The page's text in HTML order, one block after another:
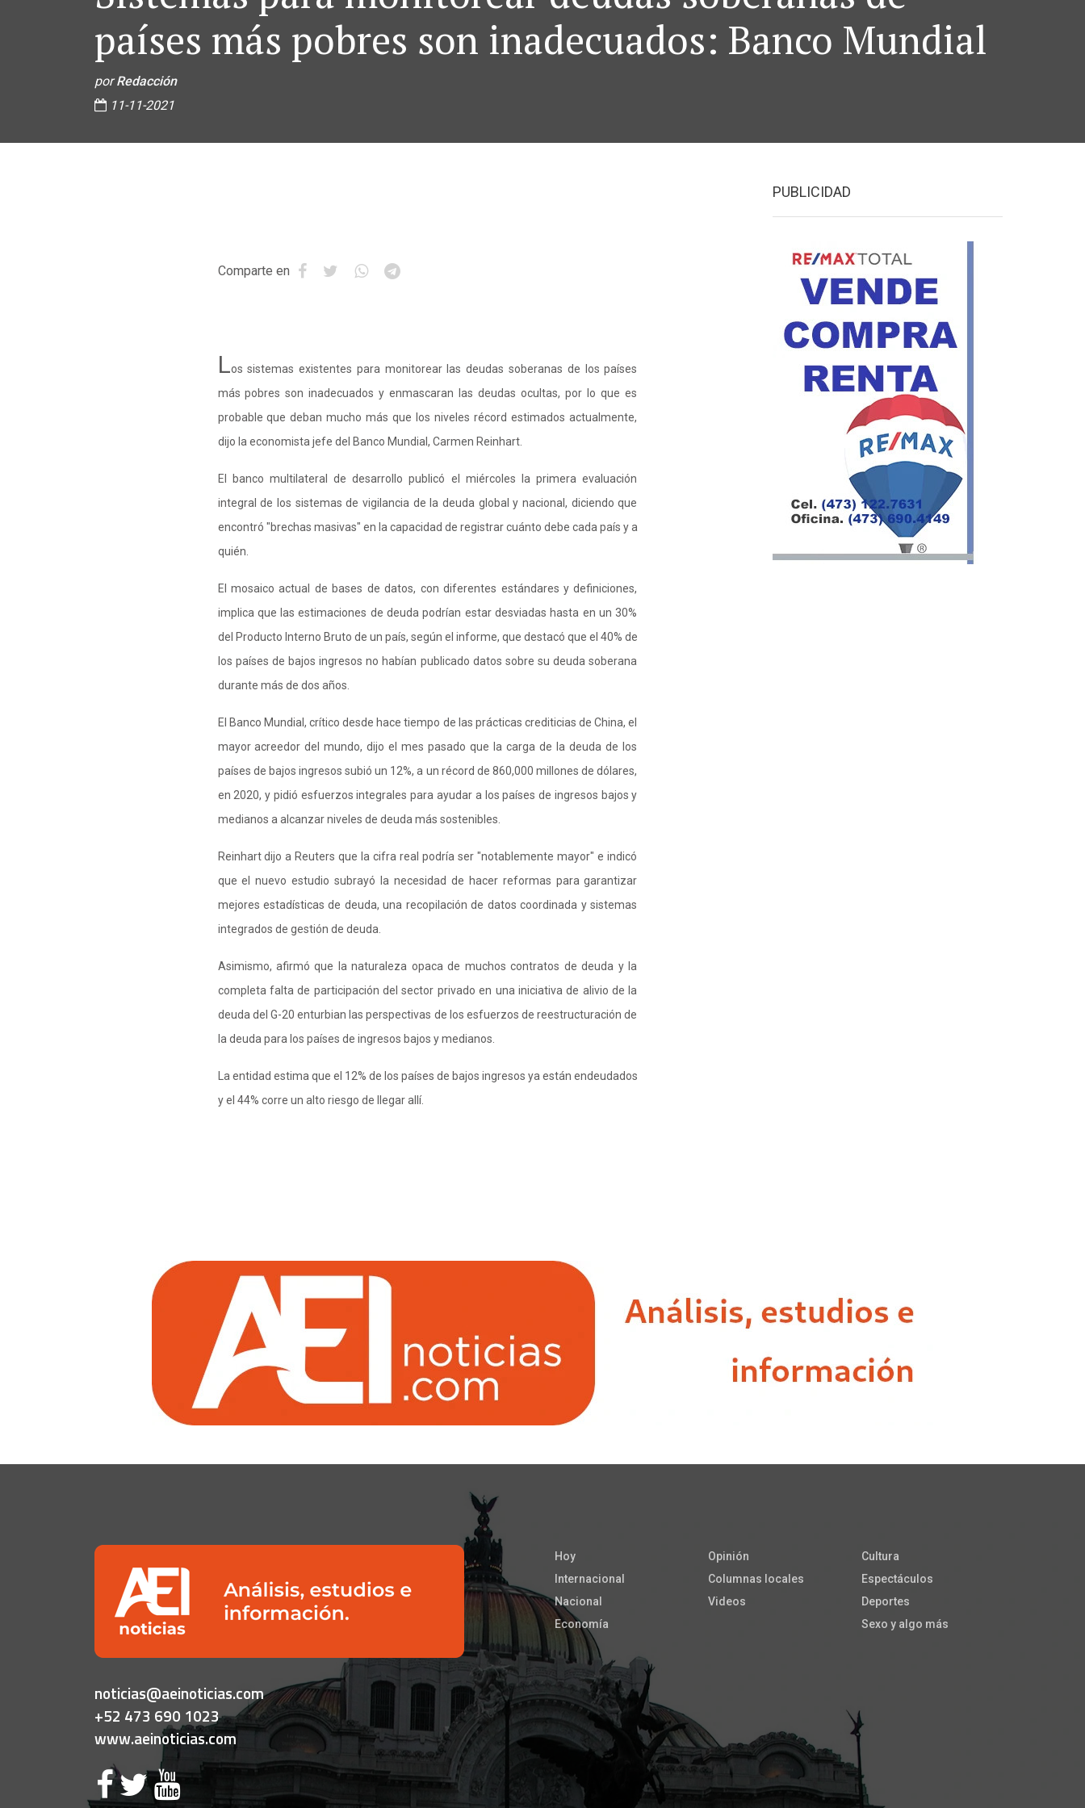
países más pobres son inadecuados: Banco Mundial
porRedacción
11-11-2021
Comparte en
Los sistemas existentes para monitorear las deudas soberanas de los países
más pobres son inadecuados y enmascaran las deudas ocultas, por lo que es
probable que deban mucho más que los niveles récord estimados actualmente,
dijo la economista jefe del Banco Mundial, Carmen Reinhart.
El banco multilateral de desarrollo publicó el miércoles la primera evaluación
integral de los sistemas de vigilancia de la deuda global y nacional, diciendo que
encontró "brechas masivas" en la capacidad de registrar cuánto debe cada país y a
quién.
El mosaico actual de bases de datos, con diferentes estándares y definiciones,
implica que las estimaciones de deuda podrían estar desviadas hasta en un 30%
del Producto Interno Bruto de un país, según el informe, que destacó que el 40% de
los países de bajos ingresos no habían publicado datos sobre su deuda soberana
durante más de dos años.
El Banco Mundial, crítico desde hace tiempo de las prácticas crediticias de China, el
mayor acreedor del mundo, dijo el mes pasado que la carga de la deuda de los
países de bajos ingresos subió un 12%, a un récord de 860,000 millones de dólares,
en 2020, y pidió esfuerzos integrales para ayudar a los países de ingresos bajos y
medianos a alcanzar niveles de deuda más sostenibles.
Reinhart dijo a Reuters que la cifra real podría ser "notablemente mayor" e indicó
que el nuevo estudio subrayó la necesidad de hacer reformas para garantizar
mejores estadísticas de deuda, una recopilación de datos coordinada y sistemas
integrados de gestión de deuda.
Asimismo, afirmó que la naturaleza opaca de muchos contratos de deuda y la
completa falta de participación del sector privado en una iniciativa de alivio de la
deuda del G-20 enturbian las perspectivas de los esfuerzos de reestructuración de
la deuda para los países de ingresos bajos y medianos.
La entidad estima que el 12% de los países de bajos ingresos ya están endeudados
y el 44% corre un alto riesgo de llegar allí.
PUBLICIDAD
noticias@aeinoticias.com
+52 473 690 1023
www.aeinoticias.com
Hoy
Internacional
Nacional
Economía
Opinión
Columnas locales
Videos
Cultura
Espectáculos
Deportes
Sexo y algo más